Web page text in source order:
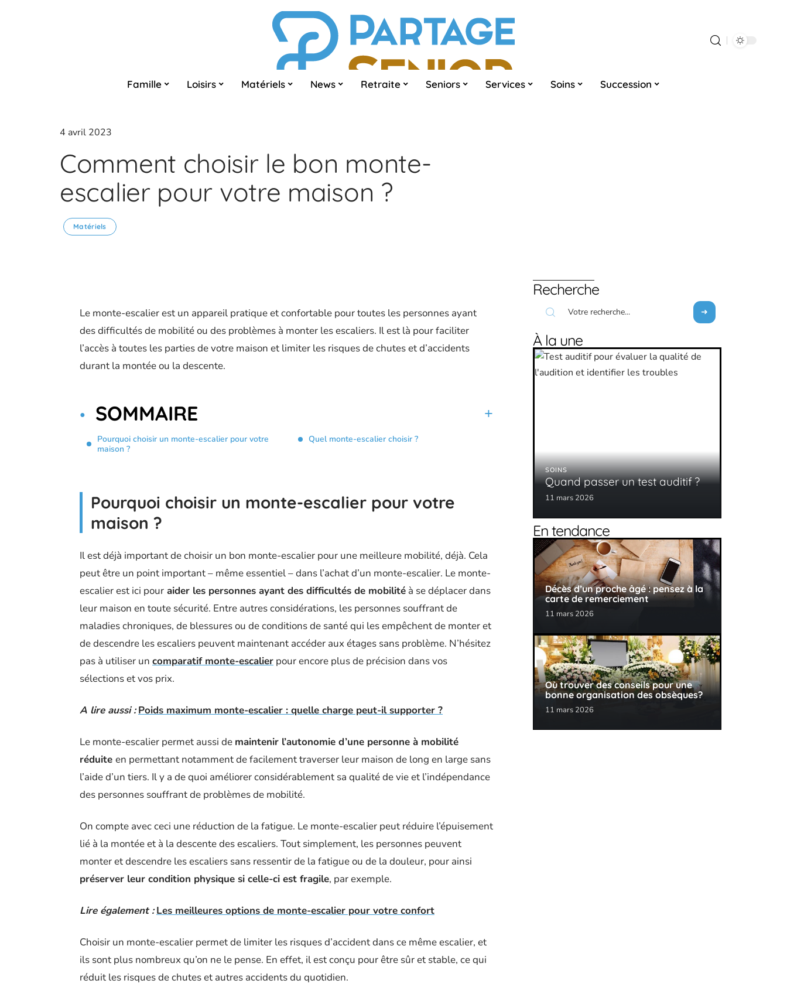
Famille Loisirs Matériels News Retraite Seniors Services Soins Succession
4 avril 2023
Comment choisir le bon monte-
escalier pour votre maison ?
Matériels
Le monte-escalier est un appareil pratique et confortable pour toutes les personnes ayant
des difficultés de mobilité ou des problèmes à monter les escaliers. Il est là pour faciliter
l’accès à toutes les parties de votre maison et limiter les risques de chutes et d’accidents
durant la montée ou la descente.
SOMMAIRE
Pourquoi choisir un monte-escalier pour votre
maison ?
Quel monte-escalier choisir ?
Pourquoi choisir un monte-escalier pour votre
maison ?
Il est déjà important de choisir un bon monte-escalier pour une meilleure mobilité, déjà. Cela
peut être un point important – même essentiel – dans l’achat d’un monte-escalier. Le monte-
escalier est ici pour aider les personnes ayant des difficultés de mobilité à se déplacer dans
leur maison en toute sécurité. Entre autres considérations, les personnes souffrant de
maladies chroniques, de blessures ou de conditions de santé qui les empêchent de monter et
de descendre les escaliers peuvent maintenant accéder aux étages sans problème. N’hésitez
pas à utiliser un comparatif monte-escalier pour encore plus de précision dans vos
sélections et vos prix.
A lire aussi : Poids maximum monte-escalier : quelle charge peut-il supporter ?
Le monte-escalier permet aussi de maintenir l’autonomie d’une personne à mobilité
réduite en permettant notamment de facilement traverser leur maison de long en large sans
l’aide d’un tiers. Il y a de quoi améliorer considérablement sa qualité de vie et l’indépendance
des personnes souffrant de problèmes de mobilité.
On compte avec ceci une réduction de la fatigue. Le monte-escalier peut réduire l’épuisement
lié à la montée et à la descente des escaliers. Tout simplement, les personnes peuvent
monter et descendre les escaliers sans ressentir de la fatigue ou de la douleur, pour ainsi
préserver leur condition physique si celle-ci est fragile, par exemple.
Lire également : Les meilleures options de monte-escalier pour votre confort
Choisir un monte-escalier permet de limiter les risques d’accident dans ce même escalier, et
ils sont plus nombreux qu’on ne le pense. En effet, il est conçu pour être sûr et stable, ce qui
réduit les risques de chutes et autres accidents du quotidien.
Recherche
À la une
SOINS
Quand passer un test auditif ?
11 mars 2026
En tendance
Décès d’un proche âgé : pensez à la
carte de remerciement
11 mars 2026
Où trouver des conseils pour une
bonne organisation des obsèques?
11 mars 2026